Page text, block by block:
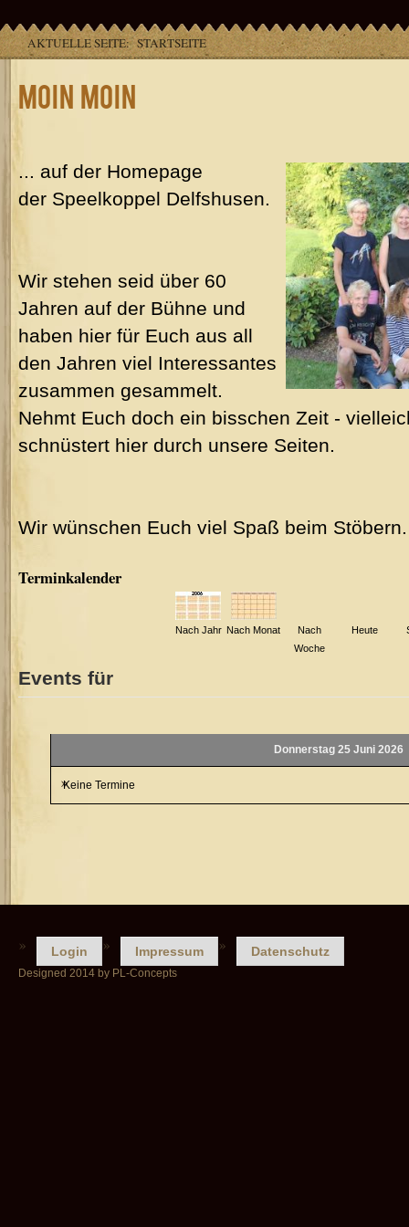
AKTUELLE SEITE: STARTSEITE
Moin Moin
... auf der Homepage
der Speelkoppel Delfshusen.
Wir stehen seid über 60
Jahren auf der Bühne und
haben hier für Euch aus all
den Jahren viel Interessantes
zusammen gesammelt.
Nehmt Euch doch ein bisschen Zeit -
schnüstert hier durch unsere Seiten.
Wir wünschen Euch viel Spaß beim Stöbern.
Terminkalender
Nach Jahr Nach Monat
Nach
Woche
Heute
Events für
Donnerstag 25 Juni 2026
Keine Termine
Login Impressum Datenschutz
Designed 2014 by PL-Concepts